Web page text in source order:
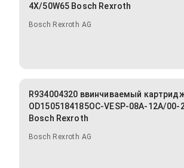
4X/50W65 Bosch Rexroth
Bosch Rexroth AG
R934004320 ввинчиваемый
OD1505184185OC-VESP-08A-12A/00-
Bosch Rexroth
Bosch Rexroth AG